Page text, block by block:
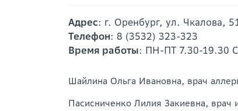
Адрес: г. Оренбург, ул. Чкалова,
Телефон: 8 (3532) 323-323
Время работы: ПН-ПТ 7.30-19.30
Шайлина Ольга Ивановна, врач
Пасисниченко Лилия Закиевна, врач